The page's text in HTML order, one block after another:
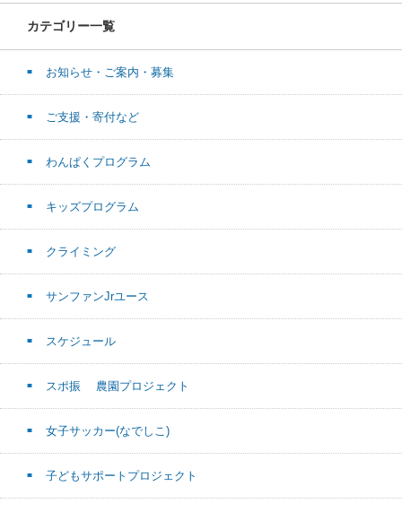
カテゴリー一覧
お知らせ・ご案内・募集
ご支援・寄付など
わんぱくプログラム
キッズプログラム
クライミング
サンファンJrユース
スケジュール
スポ振 農園プロジェクト
女子サッカー(なでしこ)
子どもサポートプロジェクト